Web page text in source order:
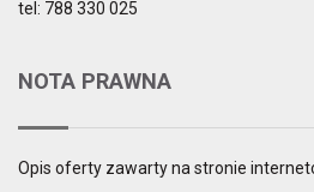
tel: 788 330 025
NOTA PRAWNA
Opis oferty zawarty na stronie